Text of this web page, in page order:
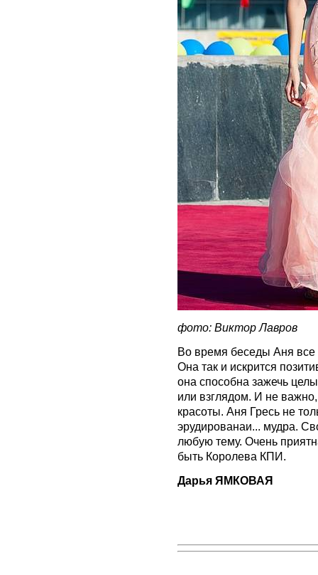
фото: Виктор Лавров
Во время беседы Аня
Она так и искрится
она способна зажечь
или взглядом. И не
красоты. Аня Гресь не
эрудированаи... мудра.
любую тему. Очень
быть Королева КПИ.
Дарья ЯМКОВАЯ